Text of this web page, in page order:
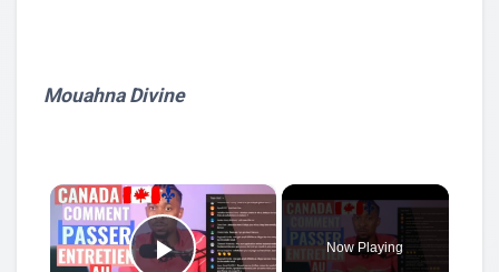
Mouahna Divine
×
Now Playing